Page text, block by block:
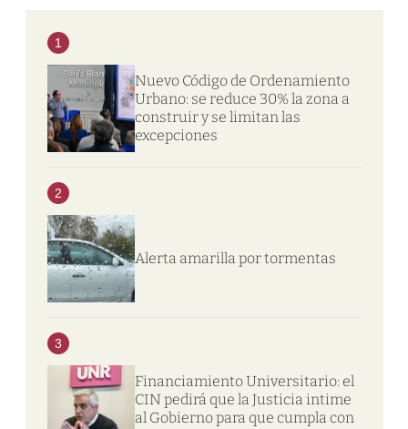
1
Nuevo Código de Ordenamiento
Urbano: se reduce 30% la zona a
construir y se limitan las
excepciones
2
Alerta amarilla por tormentas
3
Financiamiento Universitario: el
CIN pedirá que la Justicia intime
al Gobierno para que cumpla con